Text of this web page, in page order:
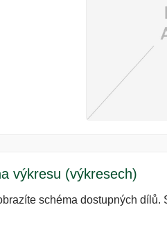
výkresu (výkresech)
schéma dostupných dílů.